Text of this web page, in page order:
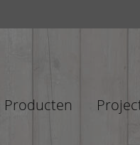
Producten